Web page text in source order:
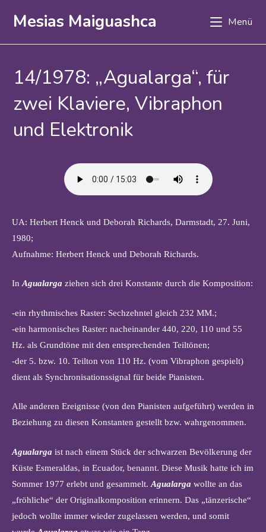
InhaltMesias Maiguashca Menü
14/1978: „Agualarga“, für
zwei Klaviere, Vibraphon
und Elektronik
UA: Herbert Henck und Deborah Richards, Darmstadt, 27. Juni,
1980;
Aufnahme: Herbert Henck und Deborah Richards.
In Agualarga ziehen sich drei Konstante durch die Komposition:
-ein rhythmisches Raster: Sechzehntel gleich 232 MM.;
-ein harmonisches Raster: nacheinander 440, 220, 110 und 55
Hz. als Grundtöne mit den entsprechenden Teiltönen;
-der 5. bzw. 10. Teilton von 110 Hz. (vom Vibraphon gespielt)
dient als Synchronisationssignal für beide Pianisten.
Alle anderen Ereignisse (von den Pianisten aufgeführt) werden in
Beziehung zu diesen Konstanten gestellt bzw. wahrgenommen.
Agualarga ist nach einem Stück der schwarzen Bevölkerung der
Küste Esmeraldas, in Ecuador, benannt. Diese Musik hatte ich im
Sommer 1977 erlebt und gesammelt. Agualarga wollte an das
„fröhliche“ der Originalkomposition erinnern. Das „tänzerische“
jedoch wollte immer wieder zugelassen werden, und somit